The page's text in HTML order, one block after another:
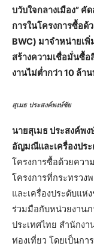
บวับใจกลางเมือง”
การในโครงการซื้อ
BWC) มาจำหน่ายเ
สร้างความเชื่อมั่นซื้
งานไม่ต่ำกว่า 10 ล้า
สุเมธ ประสงค์พงษ์ชัย
นายสุเมธ ประสงค์พ
อัญมณีและเครื่องปร
โครงการซื้อด้วยควา
โครงการที่กระทรว
และเครื่องประดับแห่
ร่วมมือกับหน่วยงานภ
ประเทศไทย สำนักง
ท่องเที่ยว โดยเป็นก